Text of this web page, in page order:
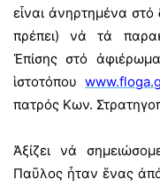
εἶναι ἀνηρτημένα στό
πρέπει) νά τά
Ἐπίσης στό
ἱστοτόπου
πατρός Κων.
Ἀξίζει νά
Παῦλος ἦταν ἕνας ἀπό